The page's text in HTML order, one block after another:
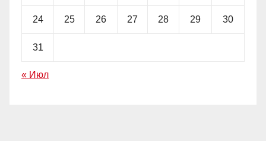
24 25 26 27 28 29 30
31
« Июл